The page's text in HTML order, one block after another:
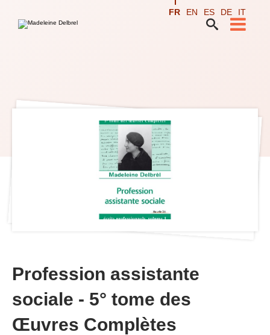

Recherche avancée…
FR EN ES DE IT
Profession assistante
sociale - 5° tome des
Œuvres Complètes